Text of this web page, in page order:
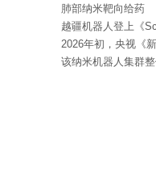
肺部纳米靶向给药
越疆机器人登上《
2026年初，央视《新
该纳米机器人集群整体